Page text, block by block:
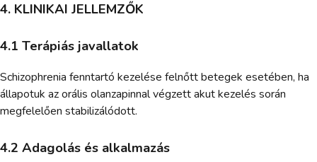
4. KLINIKAI JELLEMZŐK
4.1 Terápiás javallatok
Schizophrenia fenntartó kezelése felnőtt betegek esetében, ha
állapotuk az orális olanzapinnal végzett akut kezelés során
megfelelően stabilizálódott.
4.2 Adagolás és alkalmazás